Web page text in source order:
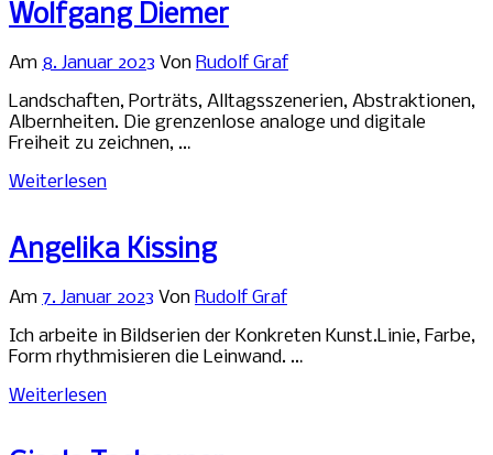
Wolfgang Diemer
Am 8. Januar 2023 Von Rudolf Graf
Landschaften, Porträts, Alltagsszenerien, Abstraktionen,
Albernheiten. Die grenzenlose analoge und digitale
Freiheit zu zeichnen, …
Weiterlesen
Angelika Kissing
Am 7. Januar 2023 Von Rudolf Graf
Ich arbeite in Bildserien der Konkreten Kunst.Linie, Farbe,
Form rhythmisieren die Leinwand. …
Weiterlesen